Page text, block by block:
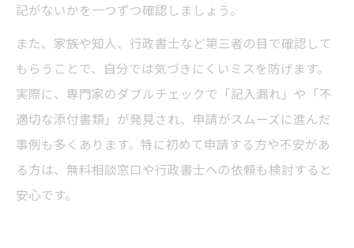
記がないかを一つずつ確認しましょう。
また、家族や知人、行政書士など第三者の目で確認して
もらうことで、自分では気づきにくいミスを防げます。
実際に、専門家のダブルチェックで「記入漏れ」や「不
適切な添付書類」が発見され、申請がスムーズに進んだ
事例も多くあります。特に初めて申請する方や不安があ
る方は、無料相談窓口や行政書士への依頼も検討すると
安心です。